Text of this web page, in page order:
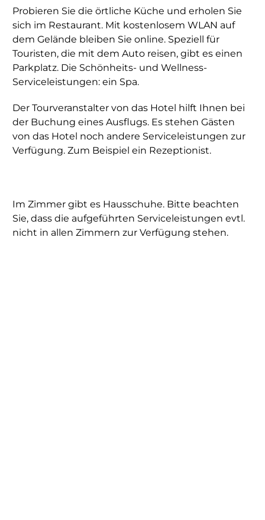
Probieren Sie die örtliche Küche und erholen Sie
sich im Restaurant. Mit kostenlosem WLAN auf
dem Gelände bleiben Sie online. Speziell für
Touristen, die mit dem Auto reisen, gibt es einen
Parkplatz. Die Schönheits- und Wellness-
Serviceleistungen: ein Spa.
Der Tourveranstalter von das Hotel hilft Ihnen bei
der Buchung eines Ausflugs. Es stehen Gästen
von das Hotel noch andere Serviceleistungen zur
Verfügung. Zum Beispiel ein Rezeptionist.
Im Zimmer gibt es Hausschuhe. Bitte beachten
Sie, dass die aufgeführten Serviceleistungen evtl.
nicht in allen Zimmern zur Verfügung stehen.